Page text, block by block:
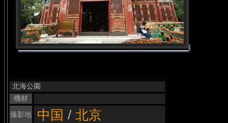
北海公園
機材
撮影地
中国 / 北京